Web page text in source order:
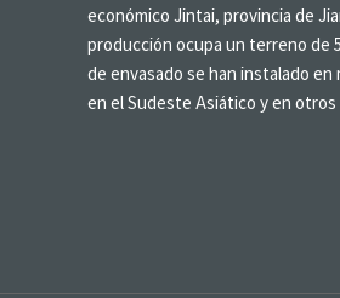
económico Jintai, provincia de
producción ocupa un terreno de
de envasado se han instalado en
en el Sudeste Asiático y en